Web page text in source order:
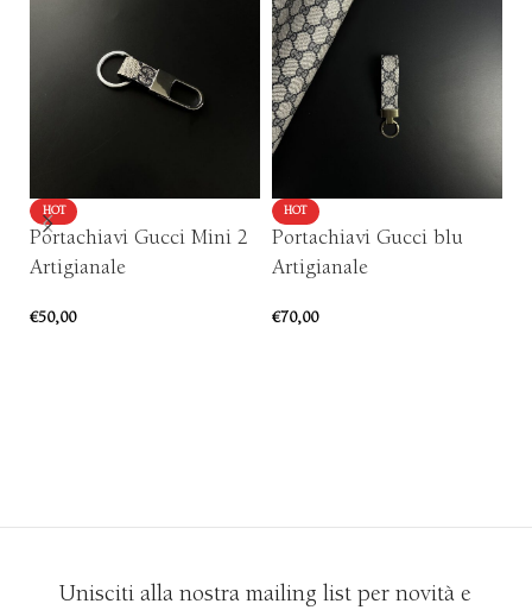
HOT
Portachiavi Gucci Mini 2
Artigianale
€50,00
HOT
Portachiavi Gucci blu
Artigianale
€70,00
Unisciti alla nostra mailing list per novità e